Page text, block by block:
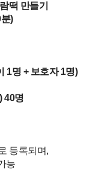
떡 만들기
)
1명 + 보호자 1명)
40명
등록되며,
능